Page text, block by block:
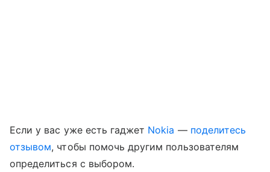
Если у вас уже есть гаджет Nokia — поделитесь
отзывом, чтобы помочь другим пользователям
определиться с выбором.